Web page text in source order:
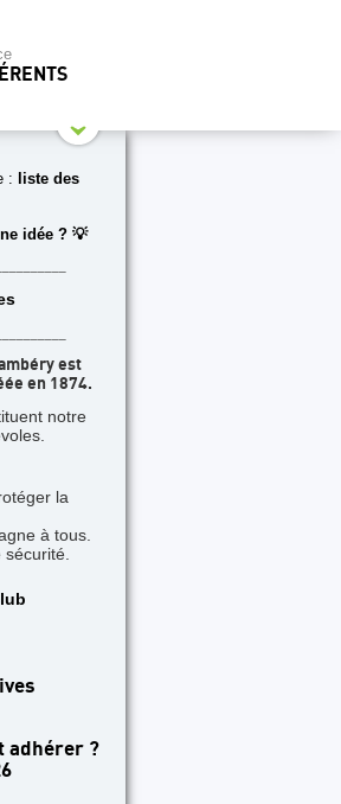
Rouges - Une
: liste des
idée ? 💡
est
en 1874.
notre
la
à tous.
adhérer ?